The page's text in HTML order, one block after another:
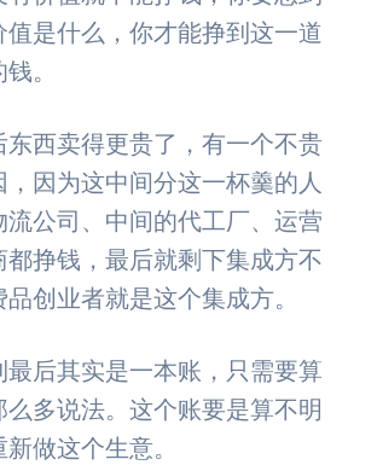
是什么，你才能挣到这一道
。
西卖得更贵了，有一个不贵
因为这中间分这一杯羹的人
流公司、中间的代工厂、运营
挣钱，最后就剩下集成方不
创业者就是这个集成方。
后其实是一本账，只需要算
么多说法。这个账要是算不明
做这个生意。